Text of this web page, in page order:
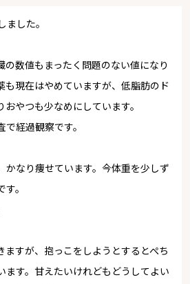
した。
の数値もまったく問題のない値になり
も現在はやめていますが、低脂肪のド
やつも少なめにしています。
経過観察です。
かなり痩せています。今体重を少しず
。
ますが、抱っこをしようとするとぺち
ます。甘えたいけれどもどうしてよい